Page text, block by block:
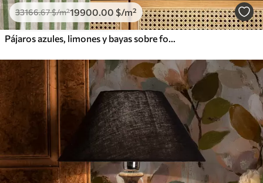
33166.67$/m²19900.00 $/m²
Pájaros azules, limones y bayas sobre fondo blanco